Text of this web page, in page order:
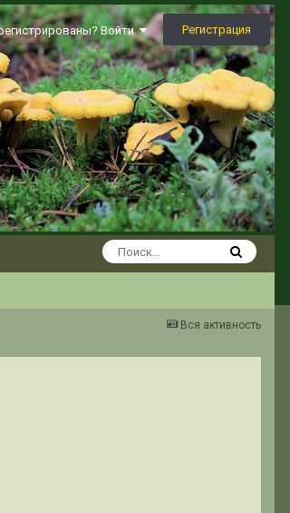
Войти Регистрация
Вся активность